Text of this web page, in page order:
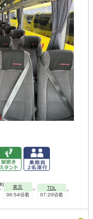
)
東京
06:54頃着
TDL
07:20頃着